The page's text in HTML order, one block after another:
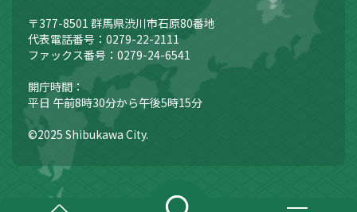
〒377-8501 群馬県渋川市石原80番地
代表電話番号：0279-22-2111
ファックス番号：0279-24-6541
開庁時間：
平日 午前8時30分から午後5時15分
©2025 Shibukawa City.